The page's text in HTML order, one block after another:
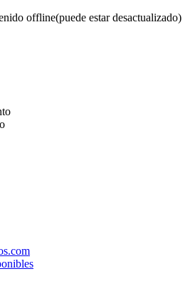
offline(puede estar desactualizado)